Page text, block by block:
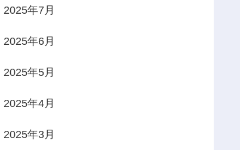
2025年7月
2025年6月
2025年5月
2025年4月
2025年3月